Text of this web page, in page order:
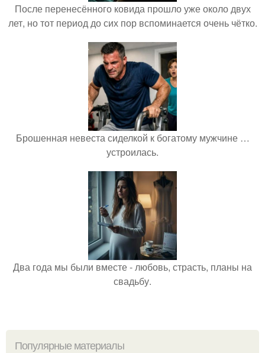
После перенесённого ковида прошло уже около двух
лет, но тот период до сих пор вспоминается очень чётко.
Брошенная невеста сиделкой к богатому мужчине …
устроилась.
Два года мы были вместе - любовь, страсть, планы на
свадьбу.
Популярные материалы